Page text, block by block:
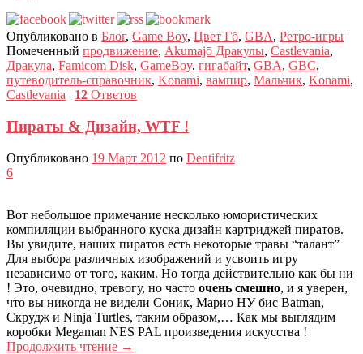
Опубликовано в Блог, Game Boy, Цвет Гб, GBA, Ретро-игры |
Помеченный продвижение, Akumajō Дракулы, Castlevania,
Дракула, Famicom Disk, GameBoy, гигабайт, GBA, GBC,
путеводитель-справочник, Konami, вампир, Мальчик, Konami,
Castlevania | 12 Ответов
Пираты & Дизайн, WTF !
Опубликовано 19 Март 2012 по Dentifritz
6
Вот небольшое примечание несколько юмористических
компиляции выбранного куска дизайн картриджей пиратов.
Вы увидите, наших пиратов есть некоторые травы “талант”
Для выбора различных изображений и усвоить игру
независимо от того, каким. Но тогда действительно как бы ни
! Это, очевидно, тревогу, но часто очень смешно, и я уверен,
что вы никогда не видели Соник, Марио НУ бис Batman,
Скрудж и Ninja Turtles, таким образом,… Как мы выглядим
коробки Megaman NES PAL произведения искусства !
Продолжить чтение →